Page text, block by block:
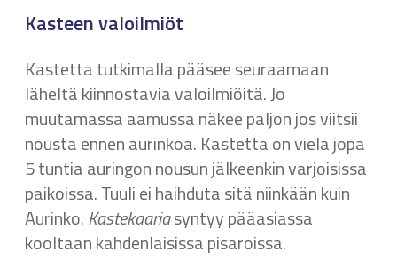
Kasteen valoilmiöt
Kastetta tutkimalla pääsee seuraamaan
läheltä kiinnostavia valoilmiöitä. Jo
muutamassa aamussa näkee paljon jos viitsii
nousta ennen aurinkoa. Kastetta on vielä jopa
5 tuntia auringon nousun jälkeenkin varjoisissa
paikoissa. Tuuli ei haihduta sitä niinkään kuin
Aurinko.Kastekaariasyntyy pääasiassa
kooltaan kahdenlaisissa pisaroissa.